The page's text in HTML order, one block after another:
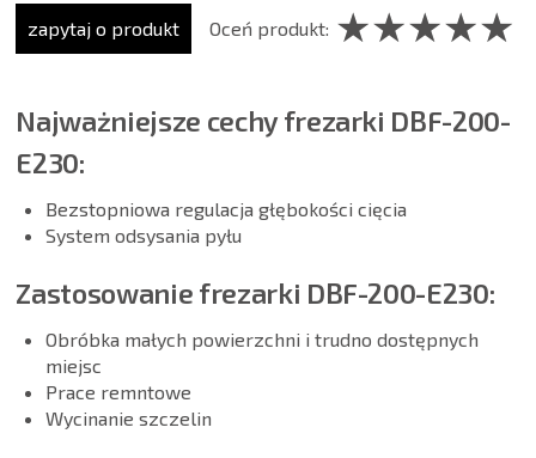
zapytaj o produkt Oceń produkt: ☆☆☆☆☆
★★★★★
Najważniejsze cechy frezarki DBF-200-
E230:
Bezstopniowa regulacja głębokości cięcia
System odsysania pyłu
Zastosowanie frezarki DBF-200-E230:
Obróbka małych powierzchni i trudno dostępnych
miejsc
Prace remntowe
Wycinanie szczelin